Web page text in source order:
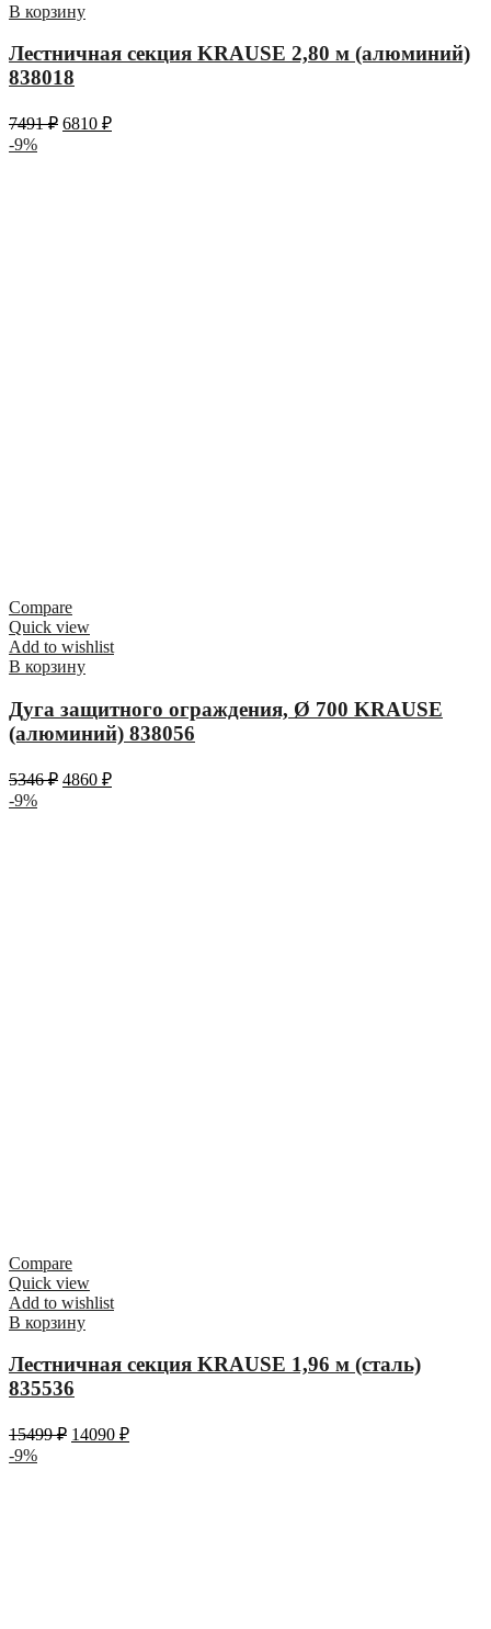
В корзину
Лестничная секция KRAUSE 2,80 м (алюминий)
838018
7491₽ 6810 ₽
-9%
Compare
Quick view
Add to wishlist
В корзину
Дуга защитного ограждения, Ø 700 KRAUSE
(алюминий) 838056
5346₽ 4860 ₽
-9%
Compare
Quick view
Add to wishlist
В корзину
Лестничная секция KRAUSE 1,96 м (сталь)
835536
15499₽ 14090 ₽
-9%